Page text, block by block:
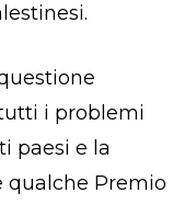
i problemi
paesi e la
qualche Premio